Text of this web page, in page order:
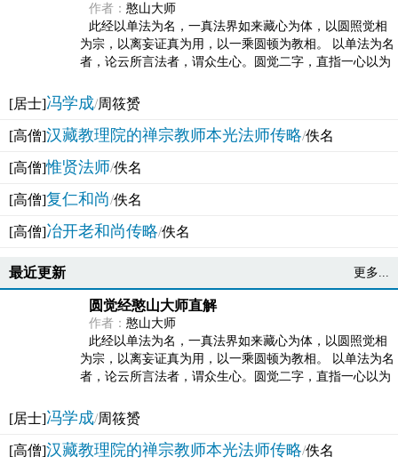
作者： 憨山大师
此经以单法为名，一真法界如来藏心为体，以圆照觉相
为宗，以离妄证真为用，以一乘圆顿为教相。 以单法为名
者，论云所言法者，谓众生心。圆觉二字，直指一心以为
[居士]冯学成/周筱赟
[高僧]汉藏教理院的禅宗教师本光法师传略/佚名
[高僧]惟贤法师/佚名
[高僧]复仁和尚/佚名
[高僧]冶开老和尚传略/佚名
最近更新 更多...
圆觉经憨山大师直解
作者： 憨山大师
此经以单法为名，一真法界如来藏心为体，以圆照觉相
为宗，以离妄证真为用，以一乘圆顿为教相。 以单法为名
者，论云所言法者，谓众生心。圆觉二字，直指一心以为
[居士]冯学成/周筱赟
[高僧]汉藏教理院的禅宗教师本光法师传略/佚名